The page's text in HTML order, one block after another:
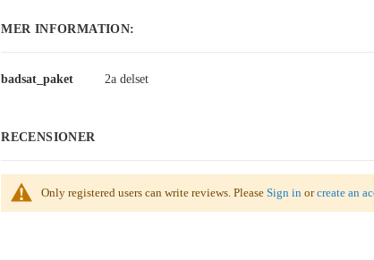
MER INFORMATION:
Mer
badsat_paket 2a delset
RECENSIONER
Only registered users can write reviews. PleaseSign in orcreate an